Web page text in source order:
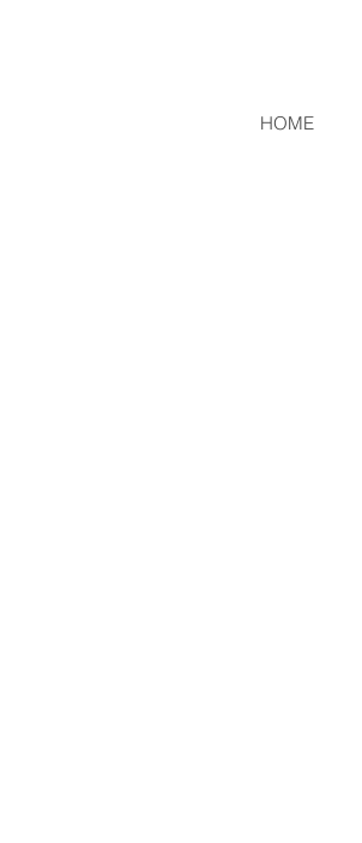
HOME